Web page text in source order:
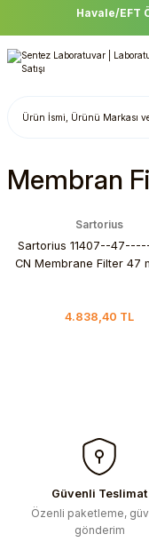
Havale/EFT
Membran
Sartorius
Sartorius 11407--
CN Membrane Filter 47
4.838,40 TL
Güvenli Teslimat
Özenli paketleme,
gönderim